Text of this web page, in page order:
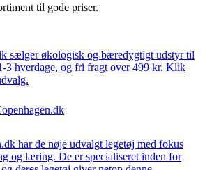
til gode priser.
sælger økologisk og bæredygtigt udstyr til
3 hverdage, og fri fragt over 499 kr. Klik
har de nøje udvalgt legetøj med fokus
og læring. De er specialiseret inden for